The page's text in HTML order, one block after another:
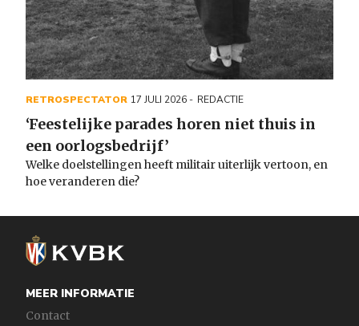
RETROSPECTATOR 17 JULI 2026 REDACTIE
‘Feestelijke parades horen niet thuis in
een oorlogsbedrijf’
Welke doelstellingen heeft militair uiterlijk vertoon, en
hoe veranderen die?
MEER INFORMATIE
Contact